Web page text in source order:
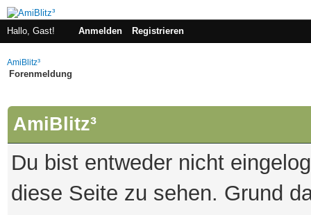
Hallo, Gast! Anmelden Registrieren
AmiBlitz³
Forenmeldung
AmiBlitz³
Du bist entweder nicht
diese Seite zu sehen. Grund